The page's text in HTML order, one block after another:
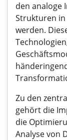
den analoge
Strukturen
werden.
Zu den
gehört die
die
Analyse von